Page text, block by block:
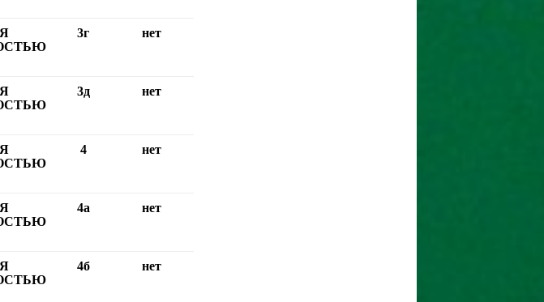
3г нет
3д нет
4 нет
4а нет
4б нет